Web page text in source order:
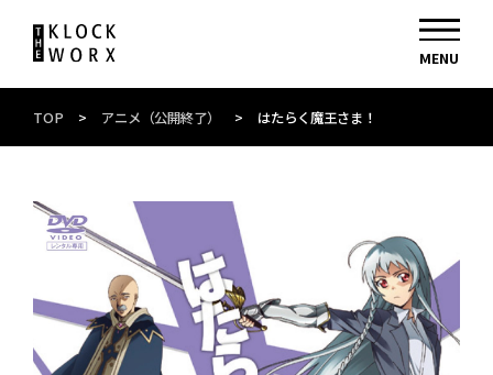
TOP > アニメ（公開終了） > はたらく魔王さま！